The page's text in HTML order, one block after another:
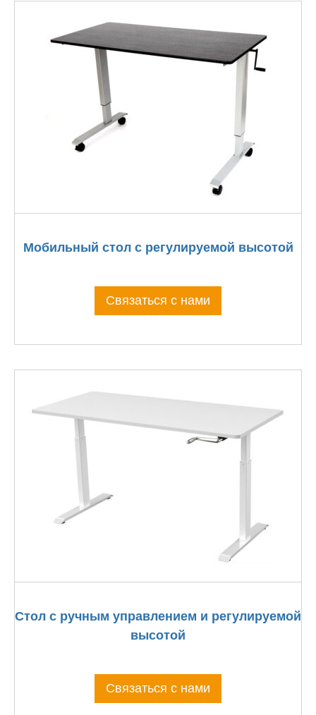
Мобильный стол с регулируемой высотой
Связаться с нами
Стол с ручным управлением и регулируемой
высотой
Связаться с нами